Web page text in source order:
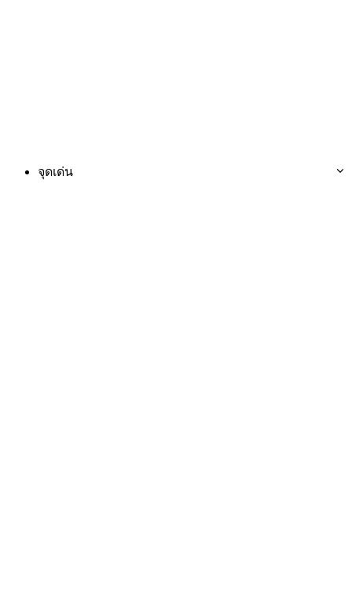
จุดเด่น